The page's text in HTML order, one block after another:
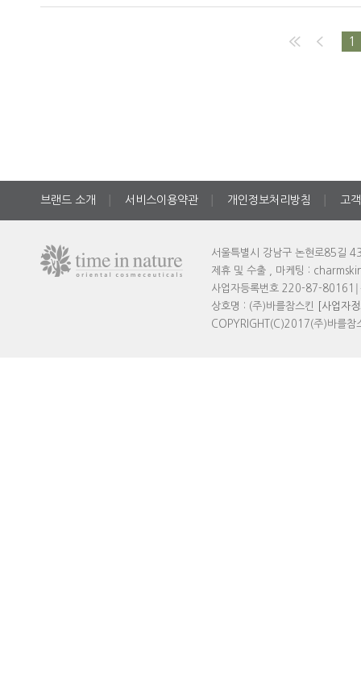
1
브랜드 소개 서비스이용약관 개인정보처리방침 고
서울특별시 강남구 논현로85길
제휴 및 수출 , 마케팅 :
사업자등록번호 220-87-80161
상호명 : (주)바를참스킨
[사업자
COPYRIGHT(C)2017(주)바를참